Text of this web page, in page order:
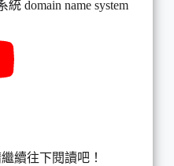
續往下閱讀吧！